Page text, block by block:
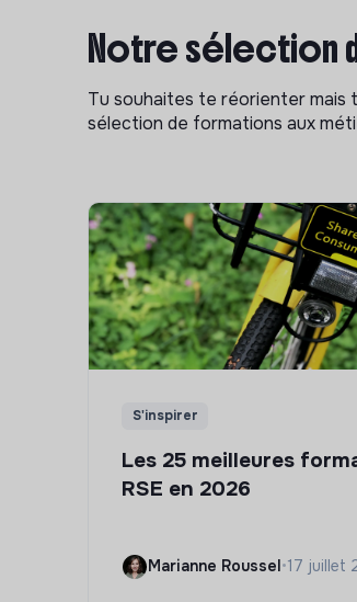
Notre sélection
Tu souhaites te réorienter mais
sélection de formations aux
S'inspirer
Les 25 meilleures
RSE en 2026
Marianne Roussel•17 juillet